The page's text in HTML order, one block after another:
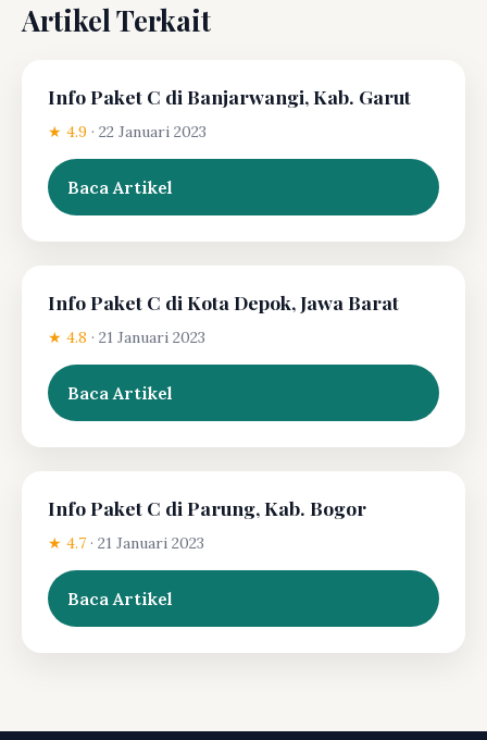
Artikel Terkait
Info Paket C di Banjarwangi, Kab. Garut
★ 4.9 · 22 Januari 2023
Baca Artikel
Info Paket C di Kota Depok, Jawa Barat
★ 4.8 · 21 Januari 2023
Baca Artikel
Info Paket C di Parung, Kab. Bogor
★ 4.7 · 21 Januari 2023
Baca Artikel